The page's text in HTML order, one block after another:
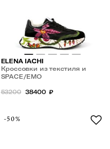
ELENA IACHI
Кроссовки из текстиля и
замши с рисунком
SPACE/EMO
53200 38400 ₽
-50%